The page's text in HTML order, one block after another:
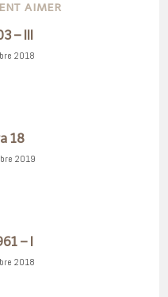
AIMER
– III
2018
18
2019
– I
2018